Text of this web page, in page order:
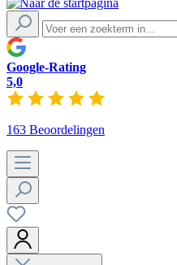
Google-Rating
5,0
163 Beoordelingen